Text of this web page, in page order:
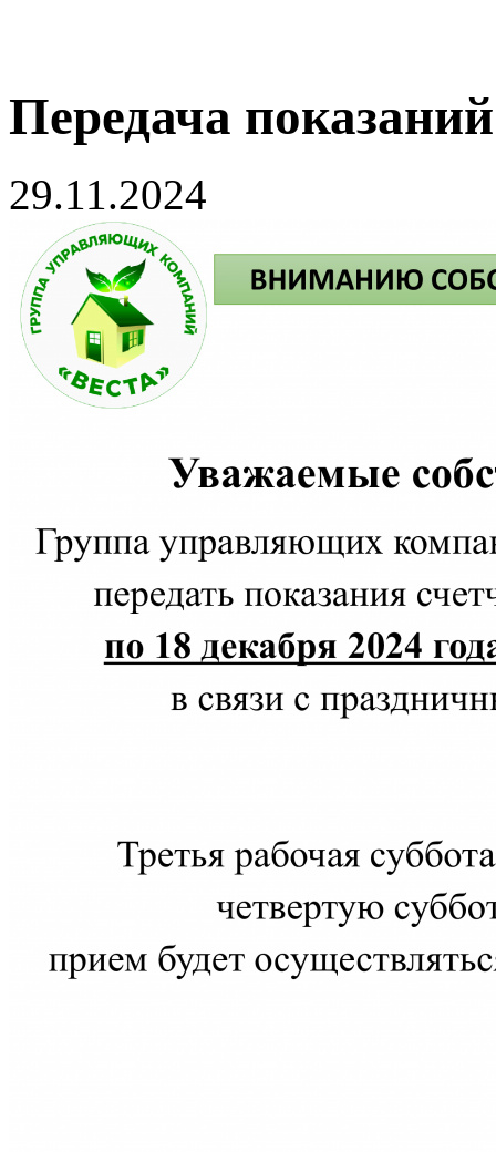
Передача
29.11.2024